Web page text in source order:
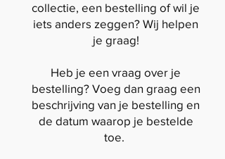
collectie, een bestelling of wil je
iets anders zeggen? Wij helpen
je graag!
Heb je een vraag over je
bestelling? Voeg dan graag een
beschrijving van je bestelling en
de datum waarop je bestelde
toe.